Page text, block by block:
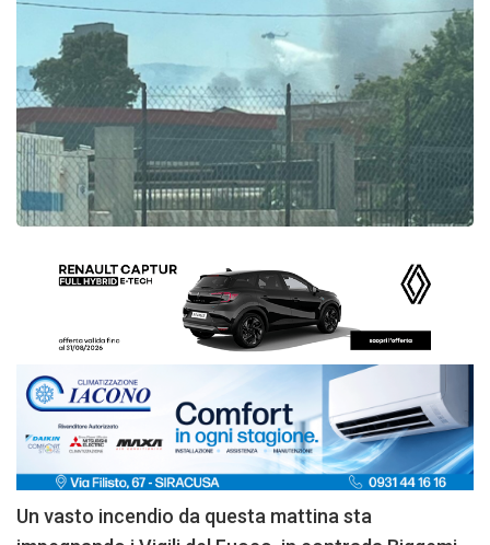
Un vasto incendio da questa mattina sta